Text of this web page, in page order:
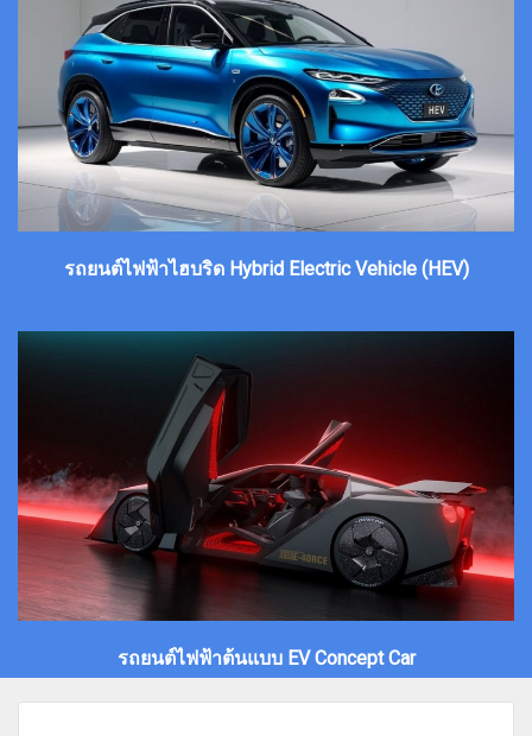
รถยนต์ไฟฟ้าไฮบริด Hybrid Electric Vehicle (HEV)
รถยนต์ไฟฟ้าต้นแบบ EV Concept Car